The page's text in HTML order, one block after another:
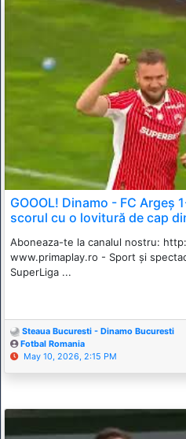
GOOOL! Dinamo - FC Argeș
scorul cu o lovitură de cap
Aboneaza-te la canalul nostru:
www.primaplay.ro - Sport și
SuperLiga ...
Steaua Bucuresti - Dinamo Bucuresti
Fotbal Romania
May 10, 2026, 2:15 PM